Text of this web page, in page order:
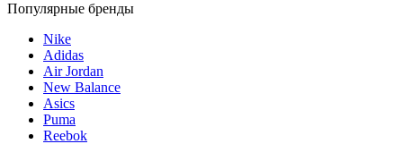
Популярные бренды
Nike
Adidas
Air Jordan
New Balance
Asics
Puma
Reebok